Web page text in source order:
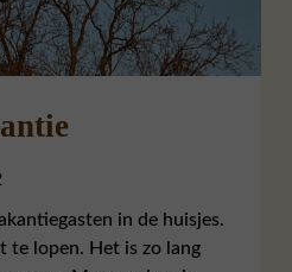
in de huisjes.
te lopen. Het is zo lang